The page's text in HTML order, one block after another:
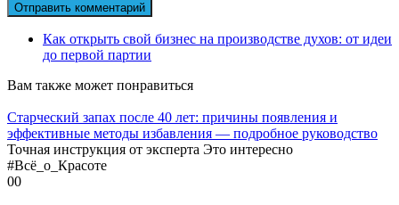
Как открыть свой бизнес на производстве духов: от идеи
до первой партии
Вам также может понравиться
Старческий запах после 40 лет: причины появления и
эффективные методы избавления — подробное руководство
Точная инструкция от эксперта Это интересно
#Всё_о_Красоте
00